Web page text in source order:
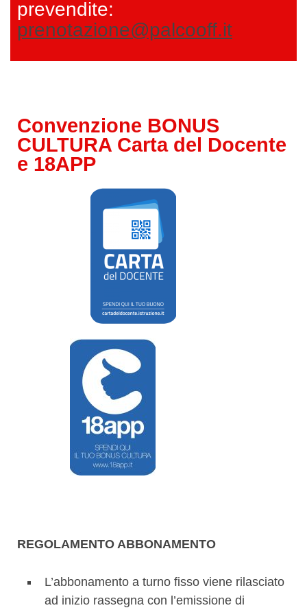
prevendite:
prenotazione@palcooff.it
Convenzione BONUS
CULTURA Carta del Docente
e 18APP
REGOLAMENTO ABBONAMENTO
L’abbonamento a turno fisso viene rilasciato
ad inizio rassegna con l’emissione di